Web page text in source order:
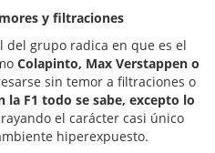
y filtraciones
del grupo radica en que es el
Colapinto, Max Verstappen o
sin temor a filtraciones o
la F1 todo se sabe, excepto lo
el carácter casi único
hiperexpuesto.